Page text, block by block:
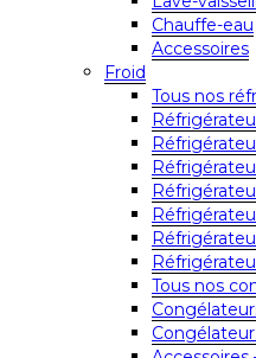
Chauffe-eau
Accessoires
Froid
Tous nos
Tous nos